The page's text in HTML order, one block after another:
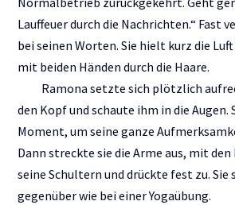
Lauffeuer durch die Nachrichten.“ Fast
bei seinen Worten. Sie hielt kurz die
mit beiden Händen durch die Haare.
Ramona setzte sich plötzlich
den Kopf und schaute ihm in die Augen.
Moment, um seine ganze
Dann streckte sie die Arme aus, mit
seine Schultern und drückte fest zu. Sie
gegenüber wie bei einer Yogaübung.